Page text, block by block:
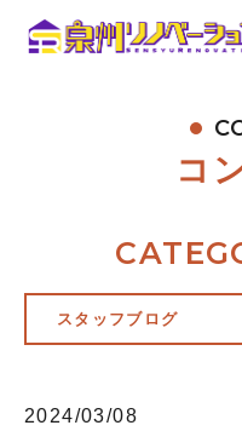
FEATURE
WORK
NEWS
CONTENTS
コ
2024/03/08
スタッフブログ